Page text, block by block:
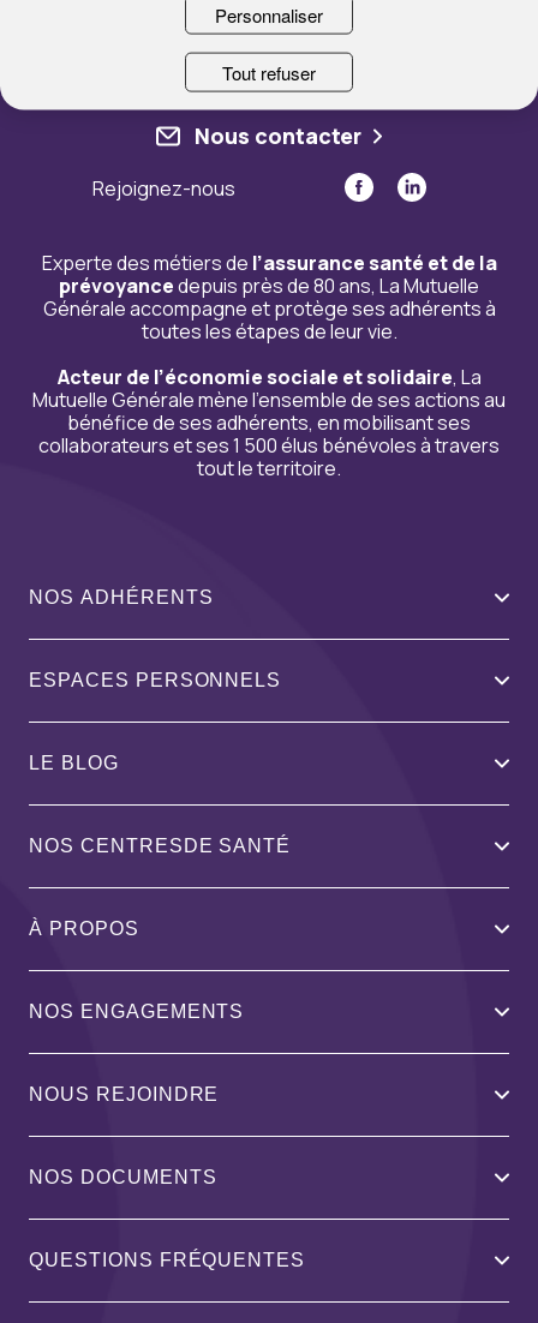
Nous contacter
Rejoignez-nous
Experte des métiers de l’assurance santé et de la
prévoyancedepuis près de 80 ans, La Mutuelle
Générale accompagne et protège ses adhérents à
toutes les étapes de leur vie.
Acteur de l’économie sociale et solidaire, La
Mutuelle Générale mène l’ensemble de ses actions au
bénéfice de ses adhérents, en mobilisant ses
collaborateurs et ses 1 500 élus bénévoles à travers
tout le territoire.
NOS ADHÉRENTS
ESPACES PERSONNELS
LE BLOG
NOS CENTRESDE SANTÉ
À PROPOS
NOS ENGAGEMENTS
NOUS REJOINDRE
NOS DOCUMENTS
QUESTIONS FRÉQUENTES
Personnaliser
Tout refuser